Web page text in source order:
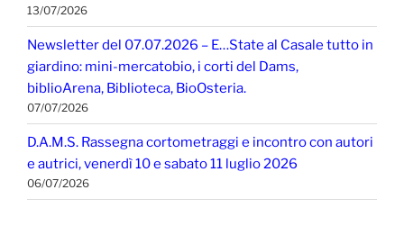
13/07/2026
Newsletter del 07.07.2026 – E…State al Casale tutto in
giardino: mini-mercatobio, i corti del Dams,
biblioArena, Biblioteca, BioOsteria.
07/07/2026
D.A.M.S. Rassegna cortometraggi e incontro con autori
e autrici, venerdì 10 e sabato 11 luglio 2026
06/07/2026